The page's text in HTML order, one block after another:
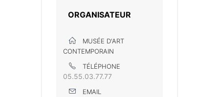
ORGANISATEUR
MUSÉE D'ART
CONTEMPORAIN
TÉLÉPHONE
05.55.03.77.77
EMAIL